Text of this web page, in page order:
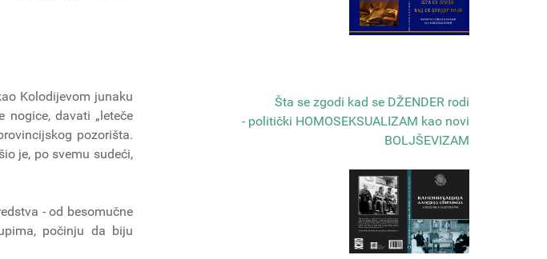
Kolodijevom junaku
davati „leteče
pozorišta.
je, po svemu sudeći,
- od besomučne
počinju da biju
Šta se zgodi kad se DŽENDER rodi
- politički HOMOSEKSUALIZAM kao novi
BOLJŠEVIZAM